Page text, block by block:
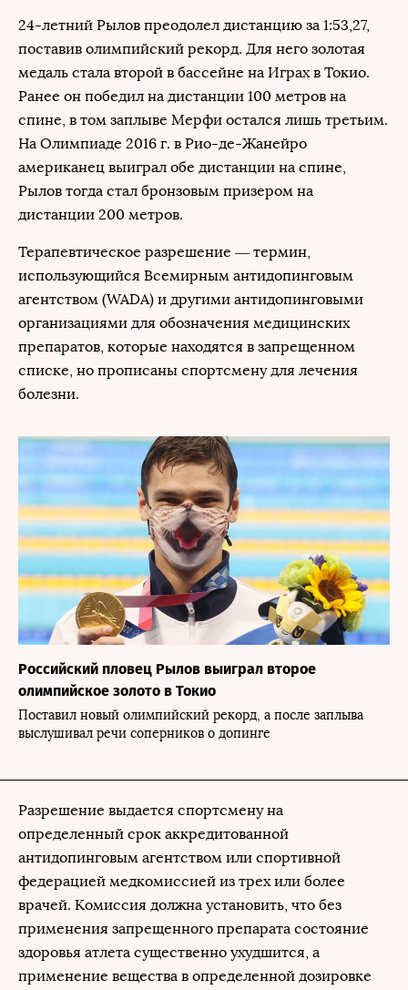
24-летний Рылов преодолел дистанцию за 1:53,27,
поставив олимпийский рекорд. Для него золотая
медаль стала второй в бассейне на Играх в Токио.
Ранее он победил на дистанции 100 метров на
спине, в том заплыве Мерфи остался лишь третьим.
На Олимпиаде 2016 г. в Рио-де-Жанейро
американец выиграл обе дистанции на спине,
Рылов тогда стал бронзовым призером на
дистанции 200 метров.
Терапевтическое разрешение — термин,
использующийся Всемирным антидопинговым
агентством (WADA) и другими антидопинговыми
организациями для обозначения медицинских
препаратов, которые находятся в запрещенном
списке, но прописаны спортсмену для лечения
болезни.
Российский пловец Рылов выиграл второе
олимпийское золото в Токио
Поставил новый олимпийский рекорд, а после заплыва
выслушивал речи соперников о допинге
Разрешение выдается спортсмену на
определенный срок аккредитованной
антидопинговым агентством или спортивной
федерацией медкомиссией из трех или более
врачей. Комиссия должна установить, что без
применения запрещенного препарата состояние
здоровья атлета существенно ухудшится, а
применение вещества в определенной дозировке